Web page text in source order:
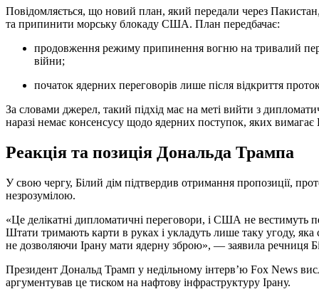
Повідомляється, що новий план, який передали через
та припинити морську блокаду США. План передбачає:
продовження режиму припинення вогню на тривалий період або укладання угоди про остаточне завершення
війни;
початок ядерних переговорів лише після відкриття
За словами джерел, такий підхід має на меті вийти з
наразі немає консенсусу щодо ядерних поступок, яких
Реакція та позиція Дональда Трампа
У свою чергу, Білий дім підтвердив отримання пропозиції,
незрозумілою.
«Це делікатні дипломатичні переговори, і США не вестимуть
Штати тримають карти в руках і укладуть лише таку угоду,
не дозволяючи Ірану мати ядерну зброю», — заявила речниця
Президент Дональд Трамп у недільному інтерв’ю Fox News
аргументував це тиском на нафтову інфраструктуру Ірану.